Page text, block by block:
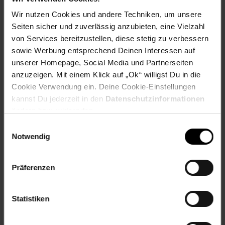
Wir nutzen Cookies und andere Techniken, um unsere
Seiten sicher und zuverlässig anzubieten, eine Vielzahl
von Services bereitzustellen, diese stetig zu verbessern
sowie Werbung entsprechend Deinen Interessen auf
unserer Homepage, Social Media und Partnerseiten
anzuzeigen. Mit einem Klick auf „Ok“ willigst Du in die
Cookie Verwendung ein. Deine Cookie-Einstellungen
kannst Du jederzeit in den Datenschutzinformationen
Notwendig
Präferenzen
Statistiken
Zurück zu Vereinsspende
Fußzeile
Weitere Online-Angebote
Netto Reisen TV-Shop Weinwelt
Karriere